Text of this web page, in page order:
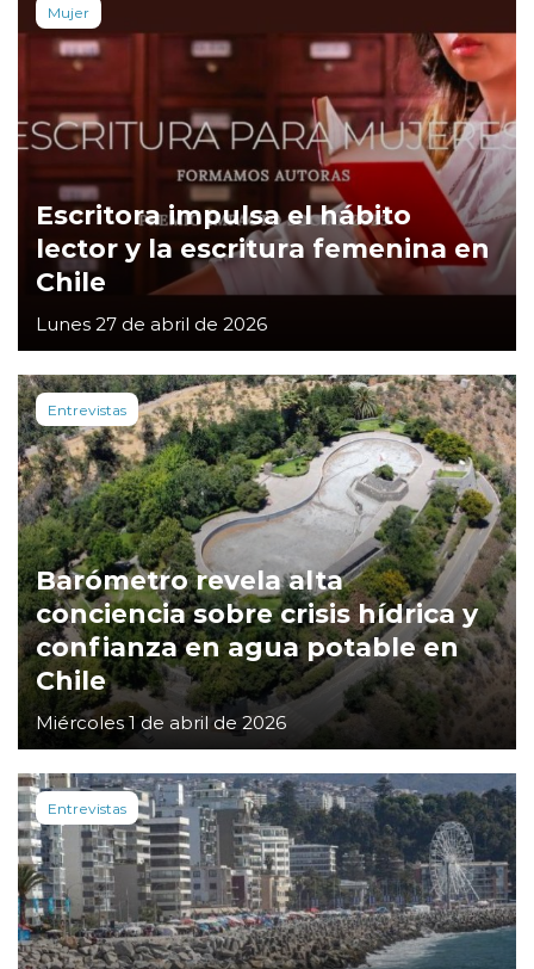
Mujer
Escritora impulsa el hábito
lector y la escritura femenina en
Chile
Lunes 27 de abril de 2026
Entrevistas
Barómetro revela alta
conciencia sobre crisis hídrica y
confianza en agua potable en
Chile
Miércoles 1 de abril de 2026
Entrevistas